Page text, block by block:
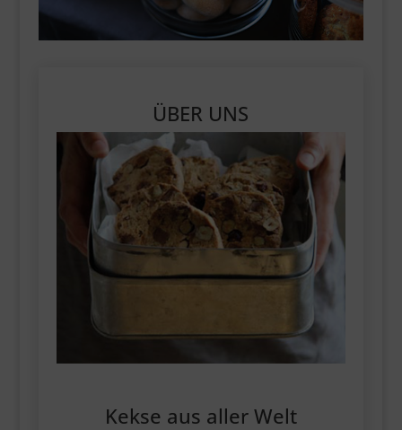
ÜBER UNS
Kekse aus aller Welt